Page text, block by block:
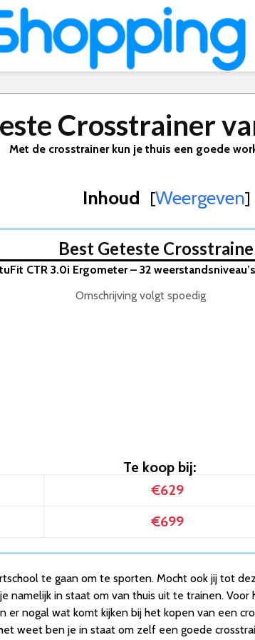
Crosstrainer
Met de crosstrainer kun je thuis een goede
Inhoud [Weergeven]
32 weerstandsniveau’s – LCD display met
– Cross Trainer Fitness – 8
driven – Incl. Hartslagfunctie en Bluetooth –
– Fitnessapparaat – 12
– 21 Programma’s – Cross Trainer Fitness
LCD-display – 401716
32 weerstandsniveau’s – LCD display met
– Cross Trainer Fitness – 8
driven – Incl. Hartslagfunctie en Bluetooth –
– Fitnessapparaat – 12
– 21 Programma’s – Cross Trainer Fitness
LCD-display – 401716
Best Geteste
CTR 3.0i Ergometer – 32
Omschrijving volgt spoedig
Te koop bij:
€629
€699
te gaan om te sporten. Mocht ook jij tot
namelijk in staat om van thuis uit te trainen.
er nogal wat komt kijken bij het kopen van een
weet ben je in staat om zelf een goede